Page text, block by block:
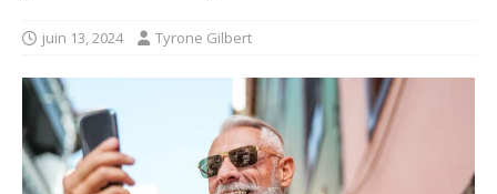
juin 13, 2024 Tyrone Gilbert